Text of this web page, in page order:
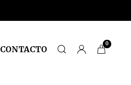
CONTACTO
0